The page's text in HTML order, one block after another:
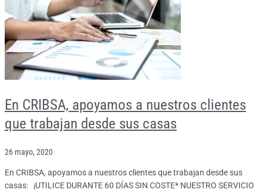
En CRIBSA, apoyamos a nuestros clientes
que trabajan desde sus casas
26 mayo, 2020
En CRIBSA, apoyamos a nuestros clientes que trabajan desde sus
casas: ¡UTILICE DURANTE 60 DÍAS SIN COSTE* NUESTRO SERVICIO